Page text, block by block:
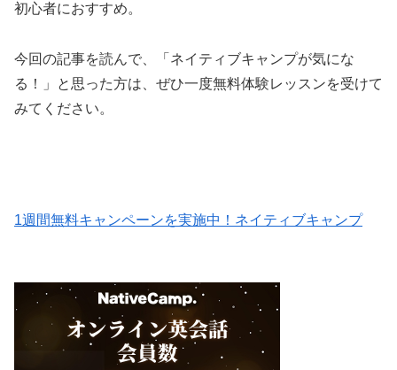
初心者におすすめ。
今回の記事を読んで、「ネイティブキャンプが気にな
る！」と思った方は、ぜひ一度無料体験レッスンを受けて
みてください。
1週間無料キャンペーンを実施中！ネイティブキャンプ